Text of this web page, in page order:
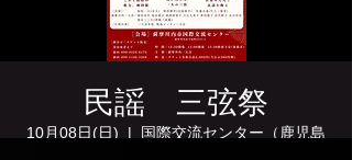
民謡 三弦祭
10月08日(日)
  |
国際交流センター（鹿児島